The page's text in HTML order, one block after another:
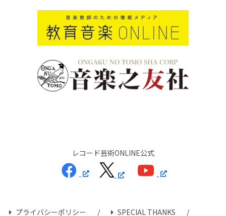
レコード芸術ONLINE公式
プライバシーポリシー SPECIAL THANKS